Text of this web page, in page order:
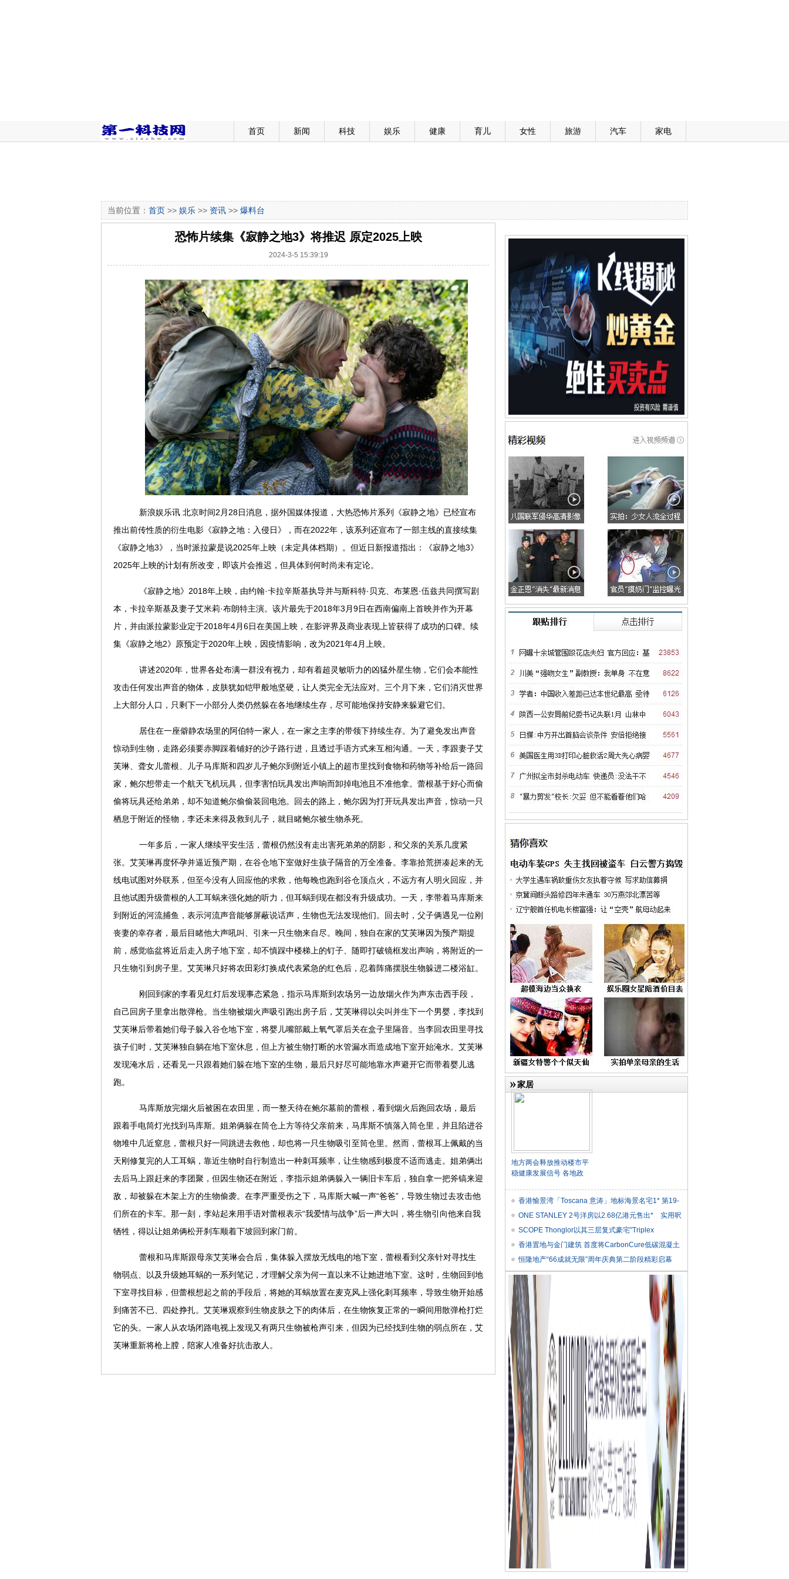
首页 新闻 科技 娱乐 健康 育儿 女性 旅游 汽车 家电
当前位置： 首页 >> 娱乐 >> 资讯 >> 爆料台
恐怖片续集《寂静之地3》将推迟 原定2025上映
2024-3-5 15:39:19
新浪娱乐讯 北京时间2月28日消息，据外国媒体报道，大热恐怖片系列《寂静之地》已经宣布
推出前传性质的衍生电影《寂静之地：入侵日》，而在2022年，该系列还宣布了一部主线的直接续集
《寂静之地3》，当时派拉蒙是说2025年上映（未定具体档期）。但近日新报道指出：《寂静之地3》
2025年上映的计划有所改变，即该片会推迟，但具体到何时尚未有定论。
《寂静之地》2018年上映，由约翰·卡拉辛斯基执导并与斯科特·贝克、布莱恩·伍兹共同撰写剧
本，卡拉辛斯基及妻子艾米莉·布朗特主演。该片最先于2018年3月9日在西南偏南上首映并作为开幕
片，并由派拉蒙影业定于2018年4月6日在美国上映，在影评界及商业表现上皆获得了成功的口碑。续
集《寂静之地2》原预定于2020年上映，因疫情影响，改为2021年4月上映。
讲述2020年，世界各处布满一群没有视力，却有着超灵敏听力的凶猛外星生物，它们会本能性
攻击任何发出声音的物体，皮肤犹如铠甲般地坚硬，让人类完全无法应对。三个月下来，它们消灭世界
上大部分人口，只剩下一小部分人类仍然躲在各地继续生存，尽可能地保持安静来躲避它们。
居住在一座僻静农场里的阿伯特一家人，在一家之主李的带领下持续生存。为了避免发出声音
惊动到生物，走路必须要赤脚踩着铺好的沙子路行进，且透过手语方式来互相沟通。一天，李跟妻子艾
芙琳、聋女儿蕾根、儿子马库斯和四岁儿子鲍尔到附近小镇上的超市里找到食物和药物等补给后一路回
家，鲍尔想带走一个航天飞机玩具，但李害怕玩具发出声响而卸掉电池且不准他拿。蕾根基于好心而偷
偷将玩具还给弟弟，却不知道鲍尔偷偷装回电池。回去的路上，鲍尔因为打开玩具发出声音，惊动一只
栖息于附近的怪物，李还未来得及救到儿子，就目睹鲍尔被生物杀死。
一年多后，一家人继续平安生活，蕾根仍然没有走出害死弟弟的阴影，和父亲的关系几度紧
张。艾芙琳再度怀孕并逼近预产期，在谷仓地下室做好生孩子隔音的万全准备。李靠拾荒拼凑起来的无
线电试图对外联系，但至今没有人回应他的求救，他每晚也跑到谷仓顶点火，不远方有人明火回应，并
且他试图升级蕾根的人工耳蜗来强化她的听力，但耳蜗到现在都没有升级成功。一天，李带着马库斯来
到附近的河流捕鱼，表示河流声音能够屏蔽说话声，生物也无法发现他们。回去时，父子俩遇见一位刚
丧妻的幸存者，最后目睹他大声吼叫、引来一只生物来自尽。晚间，独自在家的艾芙琳因为预产期提
前，感觉临盆将近后走入房子地下室，却不慎踩中楼梯上的钉子、随即打破镜框发出声响，将附近的一
只生物引到房子里。艾芙琳只好将农田彩灯换成代表紧急的红色后，忍着阵痛摆脱生物躲进二楼浴缸。
刚回到家的李看见红灯后发现事态紧急，指示马库斯到农场另一边放烟火作为声东击西手段，
自己回房子里拿出散弹枪。当生物被烟火声吸引跑出房子后，艾芙琳得以尖叫并生下一个男婴，李找到
艾芙琳后带着她们母子躲入谷仓地下室，将婴儿嘴部戴上氧气罩后关在盒子里隔音。当李回农田里寻找
孩子们时，艾芙琳独自躺在地下室休息，但上方被生物打断的水管漏水而造成地下室开始淹水。艾芙琳
发现淹水后，还看见一只跟着她们躲在地下室的生物，最后只好尽可能地靠水声避开它而带着婴儿逃
跑。
马库斯放完烟火后被困在农田里，而一整天待在鲍尔墓前的蕾根，看到烟火后跑回农场，最后
跟着手电筒灯光找到马库斯。姐弟俩躲在筒仓上方等待父亲前来，马库斯不慎落入筒仓里，并且陷进谷
物堆中几近窒息，蕾根只好一同跳进去救他，却也将一只生物吸引至筒仓里。然而，蕾根耳上佩戴的当
天刚修复完的人工耳蜗，靠近生物时自行制造出一种刺耳频率，让生物感到极度不适而逃走。姐弟俩出
去后马上跟赶来的李团聚，但因生物还在附近，李指示姐弟俩躲入一辆旧卡车后，独自拿一把斧镐来迎
敌，却被躲在木架上方的生物偷袭。在李严重受伤之下，马库斯大喊一声“爸爸”，导致生物过去攻击他
们所在的卡车。那一刻，李站起来用手语对蕾根表示“我爱情与战争”后一声大叫，将生物引向他来自我
牺牲，得以让姐弟俩松开刹车顺着下坡回到家门前。
蕾根和马库斯跟母亲艾芙琳会合后，集体躲入摆放无线电的地下室，蕾根看到父亲针对寻找生
物弱点、以及升级她耳蜗的一系列笔记，才理解父亲为何一直以来不让她进地下室。这时，生物回到地
下室寻找目标，但蕾根想起之前的手段后，将她的耳蜗放置在麦克风上强化刺耳频率，导致生物开始感
到痛苦不已、四处挣扎。艾芙琳观察到生物皮肤之下的肉体后，在生物恢复正常的一瞬间用散弹枪打烂
它的头。一家人从农场闭路电视上发现又有两只生物被枪声引来，但因为已经找到生物的弱点所在，艾
芙琳重新将枪上膛，陪家人准备好抗击敌人。
家居
地方两会释放推动楼市平
稳健康发展信号 各地政
香港愉景湾「Toscana 意涛」地标海景名宅1* 第19-
ONE STANLEY 2号洋房以2.68亿港元售出* 实用呎
价 SCOPE Thonglor以其三层复式豪宅"Triplex
Residen
香港置地与金门建筑 首度将CarbonCure低碳混凝土
恒隆地产“66成就无限”周年庆典第二阶段精彩启幕